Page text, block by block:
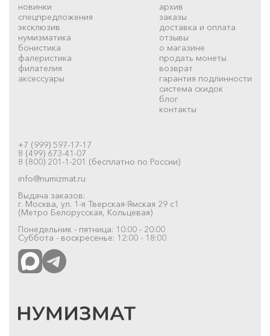
новинки
спецпредложения
эксклюзив
нумизматика
бонистика
фалеристика
филателия
аксессуары
архив
заказы
доставка и оплата
отзывы
о магазине
продать монеты
возврат
гарантия подлинности
система скидок
блог
контакты
+7 (999) 597-17-17
8 (499) 673-41-07
8 (800) 201-1-201 (бесплатно по России)
info@numizmat.ru
Выдача заказов:
г. Москва, ул. 1-я Тверская-Ямская 29 с1
(Метро Белорусская, Кольцевая)
Понедельник - пятница: 10:00 - 20:00
Суббота - воскресенье: 12:00 - 18:00